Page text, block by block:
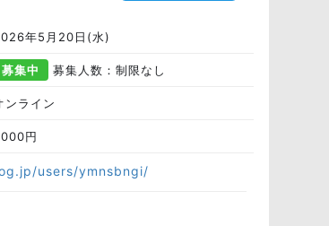
年5月20日(水)
募集中 募集人数：制限なし
ンライン
円
users/ymnsbngi/